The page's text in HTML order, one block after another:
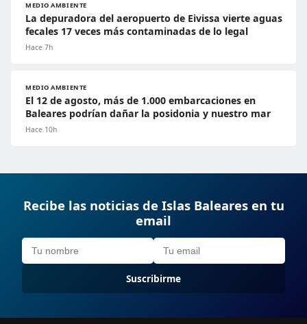
MEDIO AMBIENTE
La depuradora del aeropuerto de Eivissa vierte aguas
fecales 17 veces más contaminadas de lo legal
Hace 7h
MEDIO AMBIENTE
El 12 de agosto, más de 1.000 embarcaciones en
Baleares podrían dañar la posidonia y nuestro mar
Hace 10h
Recibe las noticias de Islas Baleares en tu
email
Suscribirme